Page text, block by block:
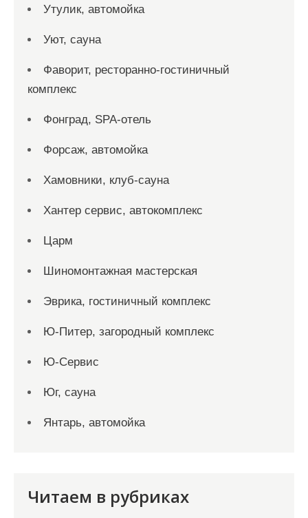
Утулик, автомойка
Уют, сауна
Фаворит, ресторанно-гостиничный
комплекс
Фонград, SPA-отель
Форсаж, автомойка
Хамовники, клуб-сауна
Хантер сервис, автокомплекс
Царм
Шиномонтажная мастерская
Эврика, гостиничный комплекс
Ю-Питер, загородный комплекс
Ю-Сервис
Юг, сауна
Янтарь, автомойка
Читаем в рубриках